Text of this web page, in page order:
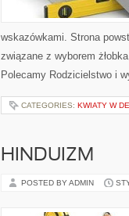
wskazówkami. Strona
związane z wyborem
Polecamy Rodzicielstwo i
CATEGORIES: KWIATY W
HINDUIZM
POSTED BY ADMIN